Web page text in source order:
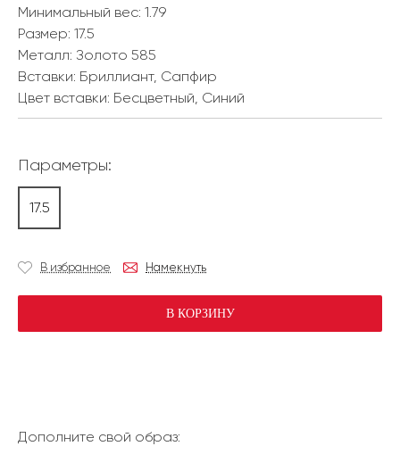
Минимальный вес: 1.79
Размер: 17.5
Металл: Золото 585
Вставки: Бриллиант, Сапфир
Цвет вставки: Бесцветный, Синий
Параметры:
17.5
В избранное Намекнуть
В КОРЗИНУ
Дополните свой образ: